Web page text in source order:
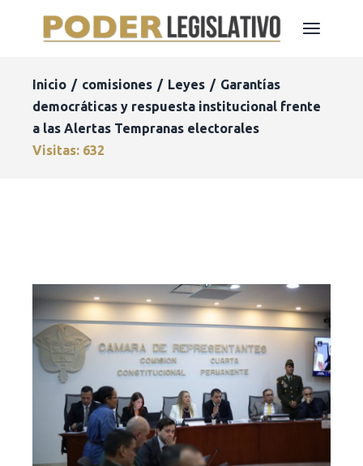
Inicio comisiones Leyes
Garantías
democráticas y respuesta institucional frente
a las Alertas Tempranas electorales
Visitas: 632